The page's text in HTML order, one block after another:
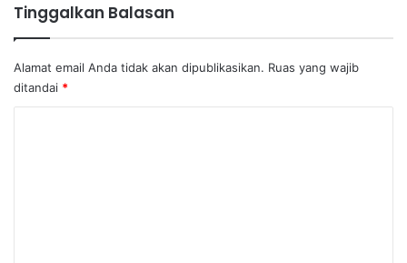
Tinggalkan Balasan
Alamat email Anda tidak akan dipublikasikan. Ruas yang wajib
ditandai *